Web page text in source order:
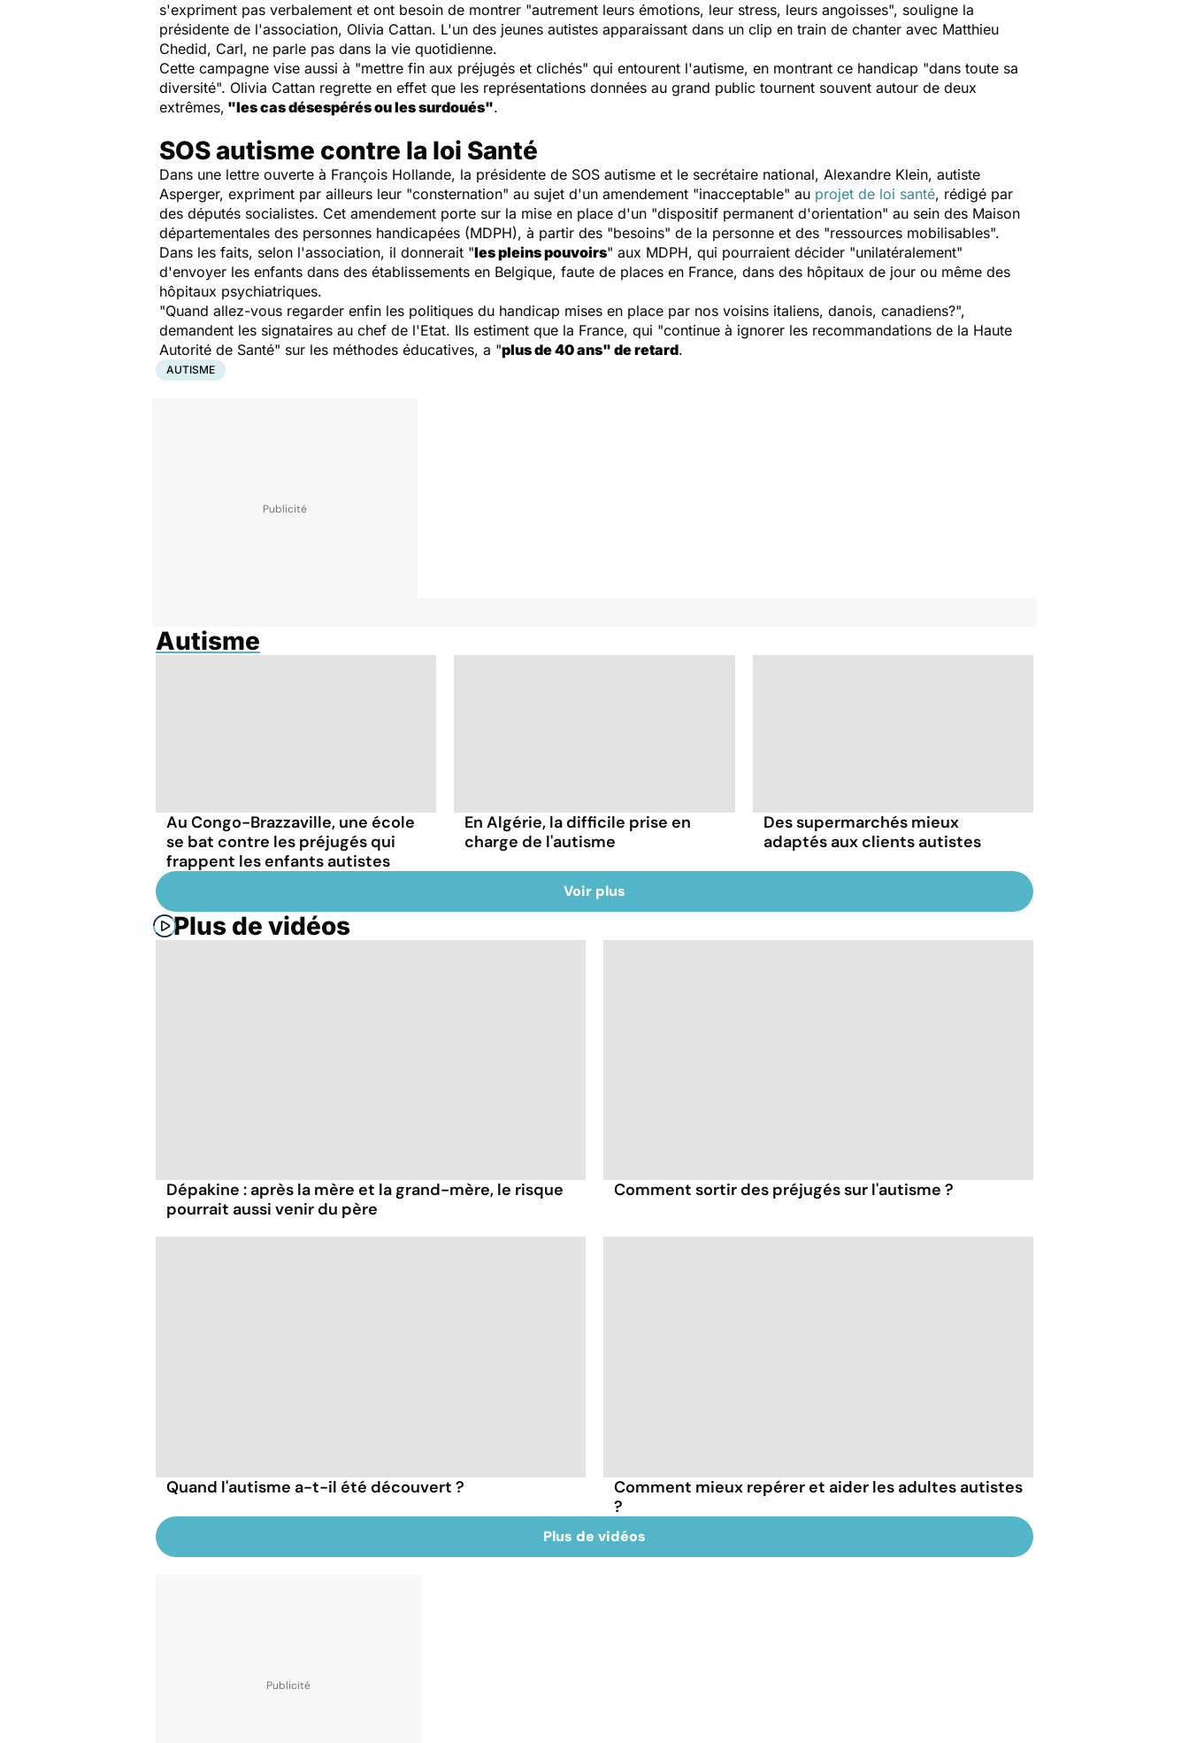
s'expriment pas verbalement et ont besoin de montrer "autrement leurs émotions, leur stress, leurs angoisses", souligne la
présidente de l'association, Olivia Cattan. L'un des jeunes autistes apparaissant dans un clip en train de chanter avec Matthieu
Chedid, Carl, ne parle pas dans la vie quotidienne.
Cette campagne vise aussi à "mettre fin aux préjugés et clichés" qui entourent l'autisme, en montrant ce handicap "dans toute sa
diversité". Olivia Cattan regrette en effet que les représentations données au grand public tournent souvent autour de deux
extrêmes, "les cas désespérés ou les surdoués".
SOS autisme contre la loi Santé
Dans une lettre ouverte à François Hollande, la présidente de SOS autisme et le secrétaire national, Alexandre Klein, autiste
Asperger, expriment par ailleurs leur "consternation" au sujet d'un amendement "inacceptable" au projet de loi santé, rédigé par
des députés socialistes. Cet amendement porte sur la mise en place d'un "dispositif permanent d'orientation" au sein des Maison
départementales des personnes handicapées (MDPH), à partir des "besoins" de la personne et des "ressources mobilisables".
Dans les faits, selon l'association, il donnerait "les pleins pouvoirs" aux MDPH, qui pourraient décider "unilatéralement"
d'envoyer les enfants dans des établissements en Belgique, faute de places en France, dans des hôpitaux de jour ou même des
hôpitaux psychiatriques.
"Quand allez-vous regarder enfin les politiques du handicap mises en place par nos voisins italiens, danois, canadiens?",
demandent les signataires au chef de l'Etat. Ils estiment que la France, qui "continue à ignorer les recommandations de la Haute
Autorité de Santé" sur les méthodes éducatives, a "plus de 40 ans" de retard.
AUTISME
Autisme
Au Congo-Brazzaville, une école
se bat contre les préjugés qui
frappent les enfants autistes
En Algérie, la difficile prise en
charge de l'autisme
Des supermarchés mieux
adaptés aux clients autistes
Voir plus
Plus de vidéos
Dépakine : après la mère et la grand-mère, le risque
pourrait aussi venir du père
Comment sortir des préjugés sur l'autisme ?
Quand l'autisme a-t-il été découvert ?
Comment mieux repérer et aider les adultes autistes
?
Plus de vidéos